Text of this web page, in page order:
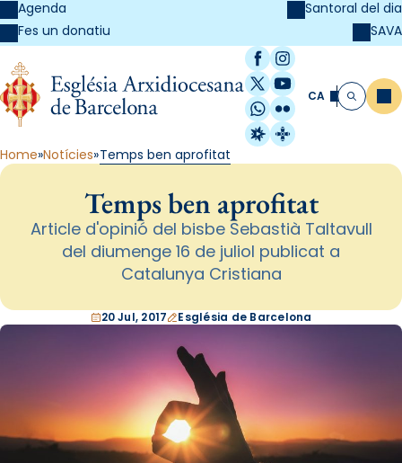
Agenda
Fes un donatiu
Santoral del dia
SAVA
Facebook
Instagram
X / Twitter
YouTube
WhatsApp
Flickr
Radio Estel
Catalunya
CA Cerca
Home Notícies Temps ben aprofitat
Temps ben aprofitat
Article d'opinió del bisbe Sebastià Taltavull
del diumenge 16 de juliol publicat a
Catalunya Cristiana
20 Jul, 2017 Església de Barcelona